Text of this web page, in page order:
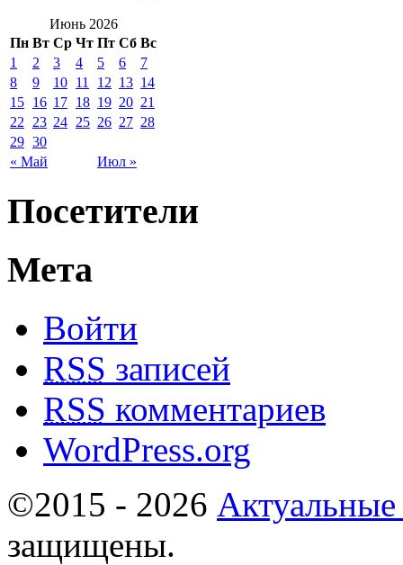
Июнь 2026
Пн Вт Ср Чт Пт Сб Вс
« Май Июл »
1 2 3 4 5 6
7
8
9 10 11 12 13 14
15 16 17 18 19 20 21
22
23 24 25 26 27 28
29 30
Посетители
Мета
Войти
RSS записей
RSS комментариев
WordPress.org
©2015 - 2026
защищены.